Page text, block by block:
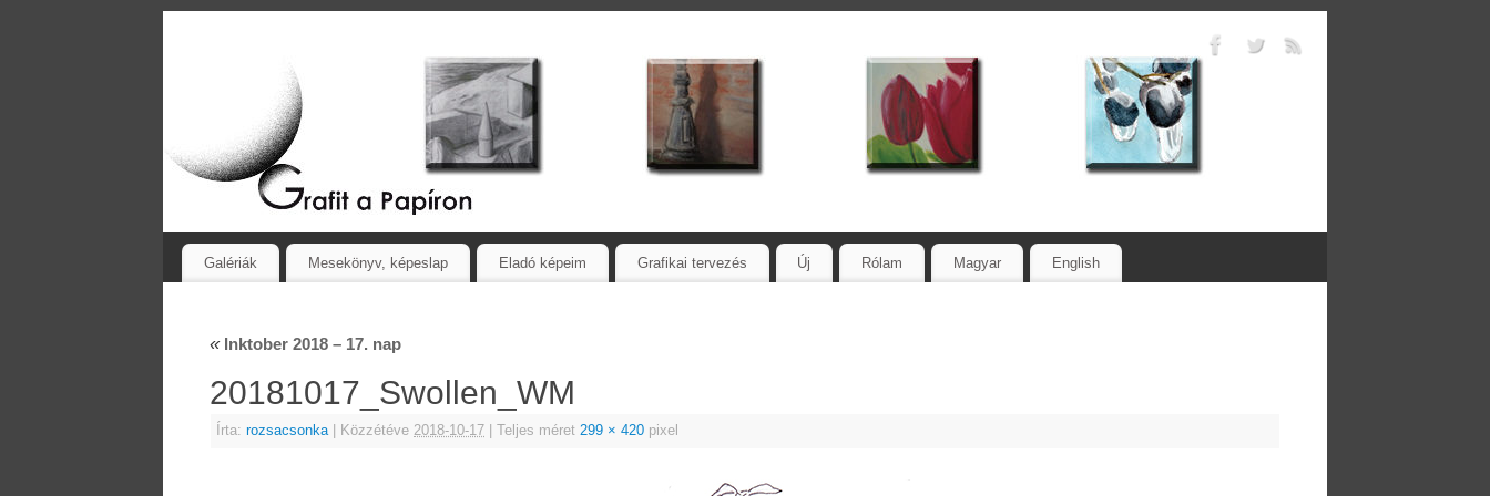
Galériák Mesekönyv, képeslap Eladó képeim Grafikai tervezés Új Rólam Magyar English
«Inktober 2018 – 17. nap
20181017_Swollen_WM
Írta: rozsacsonka Közzétéve 2018-10-17 Teljes méret 299 × 420 pixel